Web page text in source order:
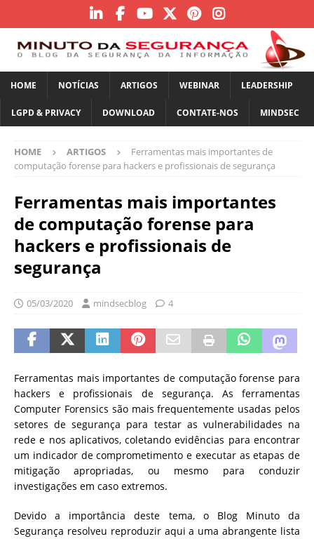
HOME NOTÍCIAS ARTIGOS WEBINAR LEADERSHIP
LGPD & PRIVACY DOWNLOAD CONTATE-NOS MINDSEC
HOME ARTIGOS
Ferramentas mais importantes de
computação forense para hackers e profissionais de segurança
Ferramentas mais importantes
de computação forense para
hackers e profissionais de
segurança
05/03/2020 mindsecblog 4
Ferramentas mais importantes de computação forense para
hackers e profissionais de segurança. As ferramentas
Computer Forensics são mais frequentemente usadas pelos
setores de segurança para testar as vulnerabilidades na
rede e nos aplicativos, coletando evidências para encontrar
um indicador de comprometimento e executar as etapas de
mitigação apropriadas, ou mesmo para conduzir
investigações em caso extremos.
Devido a importância deste tema, o Blog Minuto da
Segurança resolveu reproduzir aqui a uma abrangente lista